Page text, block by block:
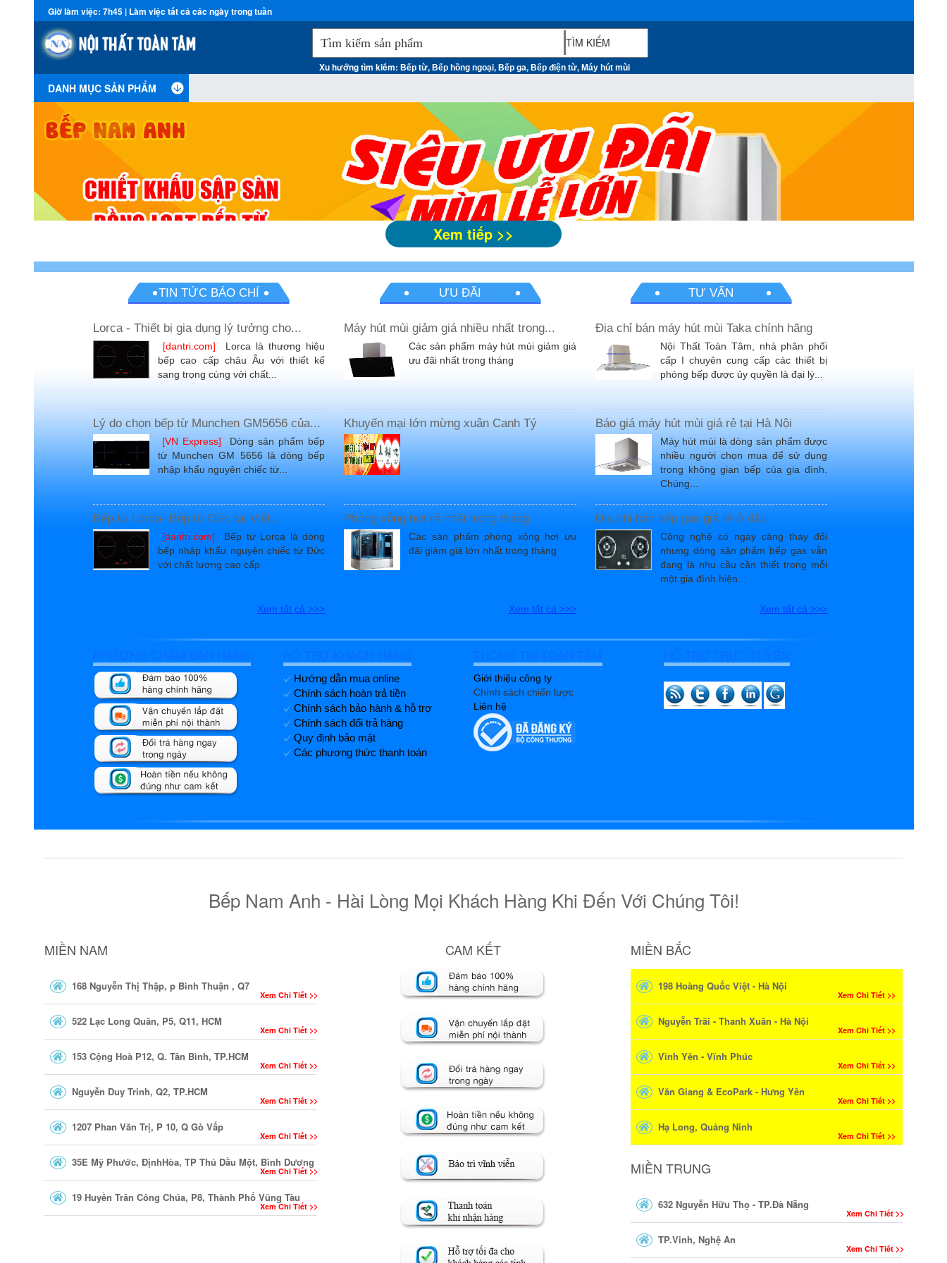
Giờ làm việc: 7h45 | Làm việc tất cả các ngày trong tuần
Xu hướng tìm kiếm: Bếp từ, Bếp hồng ngoại, Bếp ga, Bếp điện từ, Máy hút mùi
DANH MỤC SẢN PHẨM
Xem tiếp >>
TIN TỨC BÁO CHÍ
Lorca - Thiết bị gia dụng lý tưởng cho...
[dantri.com] Lorca là thương hiệu
bếp cao cấp châu Âu với thiết kế
sang trọng cùng với chất...
Lý do chọn bếp từ Munchen GM5656 của...
[VN Express] Dòng sản phẩm bếp
từ Munchen GM 5656 là dòng bếp
nhập khẩu nguyên chiếc từ...
Bếp từ Lorca- Bếp từ Đức tại Việt...
[dantri.com] Bếp từ Lorca là dòng
bếp nhập khẩu nguyên chiếc từ Đức
với chất lượng cao cấp
Xem tất cả >>>
ƯU ĐÃI
Máy hút mùi giảm giá nhiều nhất trong...
Các sản phẩm máy hút mùi giảm giá
ưu đãi nhất trong tháng
Khuyến mại lớn mừng xuân Canh Tý
Phòng xông hơi rẻ nhất trong tháng
Các sản phẩm phòng xông hơi ưu
đãi giảm giá lớn nhất trong tháng
Xem tất cả >>>
TƯ VẤN
Địa chỉ bán máy hút mùi Taka chính hãng
Nội Thất Toàn Tâm, nhà phân phối
cấp I chuyên cung cấp các thiết bị
phòng bếp được ủy quyền là đại lý...
Báo giá máy hút mùi giá rẻ tại Hà Nội
Máy hút mùi là dòng sản phẩm được
nhiều người chọn mua để sử dụng
trong không gian bếp của gia đình.
Chúng...
Địa chỉ bán bếp gas giá rẻ ở đâu
Công nghệ có ngày càng thay đổi
nhưng dòng sản phẩm bếp gas vẫn
đang là nhu cầu cần thiết trong mỗi
một gia đình hiện...
Xem tất cả >>>
Hướng dẫn mua online
Chính sách hoàn trả tiền
Chính sách bảo hành & hỗ trợ
Chính sách đổi trả hàng
Quy định bảo mật
Các phương thức thanh toán
Giới thiệu công ty
Chính sách chiến lược
Liên hệ
Bếp Nam Anh - Hài Lòng Mọi Khách Hàng Khi Đến Với Chúng Tôi!
MIỀN NAM
168 Nguyễn Thị Thập, p Bình Thuận , Q7
Xem Chi Tiết >>
522 Lạc Long Quân, P5, Q11, HCM
Xem Chi Tiết >>
153 Cộng Hoà P12, Q. Tân Bình, TP.HCM
Xem Chi Tiết >>
Nguyễn Duy Trinh, Q2, TP.HCM
Xem Chi Tiết >>
1207 Phan Văn Trị, P 10, Q Gò Vấp
Xem Chi Tiết >>
35E Mỹ Phước, ĐịnhHòa, TP Thủ Dầu Một, Bình Dương
Xem Chi Tiết >>
19 Huyền Trân Công Chúa, P8, Thành Phố Vũng Tàu
Xem Chi Tiết >>
CAM KẾT MIỀN BẮC
198 Hoàng Quốc Việt - Hà Nội
Xem Chi Tiết >>
Nguyễn Trãi - Thanh Xuân - Hà Nội
Xem Chi Tiết >>
Vĩnh Yên - Vĩnh Phúc
Xem Chi Tiết >>
Văn Giang & EcoPark - Hưng Yên
Xem Chi Tiết >>
Hạ Long, Quảng Ninh
Xem Chi Tiết >>
MIỀN TRUNG
632 Nguyễn Hữu Thọ - TP.Đà Nẵng
Xem Chi Tiết >>
TP.Vinh, Nghệ An
Xem Chi Tiết >>